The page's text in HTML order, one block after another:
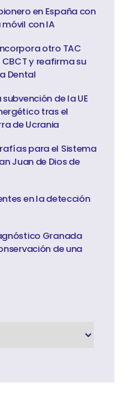
en España con
con IA
otro TAC
y reafirma su
Dental
de la UE
tras el
de Ucrania
para el Sistema
Juan de Dios de
en la detección
Granada
de una